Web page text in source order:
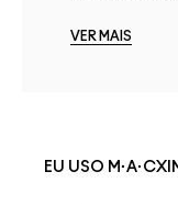
VER MAIS
EU USO